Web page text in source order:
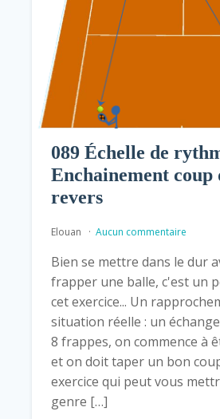
089 Échelle de
Enchainement
revers
Elouan Aucun commentaire
Bien se mettre dans le dur
frapper une balle, c'est un
cet exercice... Un
situation réelle : un
8 frappes, on commence à
et on doit taper un bon
exercice qui peut vous
genre […]